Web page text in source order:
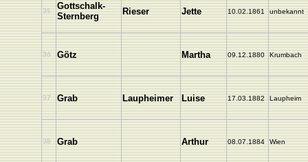
35
Gottschalk-
Sternberg
Rieser Jette 10.02.1861 unbekannt
36 Götz Martha 09.12.1880 Krumbach
37 Grab Laupheimer Luise 17.03.1882 Laupheim
38 Grab Arthur 08.07.1884 Wien